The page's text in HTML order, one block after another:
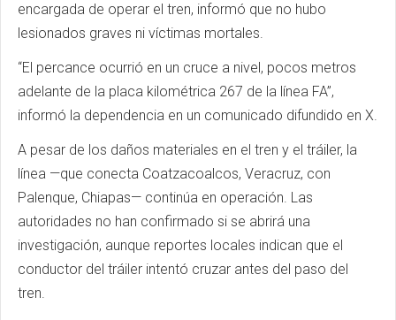
encargada de operar el tren, informó que no hubo
lesionados graves ni víctimas mortales.
“El percance ocurrió en un cruce a nivel, pocos metros
adelante de la placa kilométrica 267 de la línea FA”,
informó la dependencia en un comunicado difundido en X.
A pesar de los daños materiales en el tren y el tráiler, la
línea —que conecta Coatzacoalcos, Veracruz, con
Palenque, Chiapas— continúa en operación. Las
autoridades no han confirmado si se abrirá una
investigación, aunque reportes locales indican que el
conductor del tráiler intentó cruzar antes del paso del
tren.